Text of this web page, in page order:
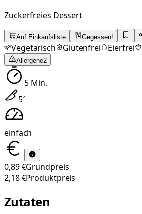
Zuckerfreies Dessert
Auf Einkaufsliste Gegessen!
Vegetarisch Glutenfrei Eierfrei
Allergene2
5Min.
5′
einfach
0,89 €Grundpreis
2,18 €Produktpreis
Zutaten